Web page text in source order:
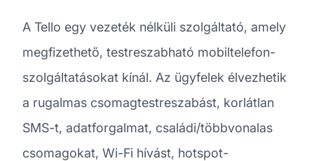
A Tello egy vezeték nélküli szolgáltató, amely
megfizethető, testreszabható mobiltelefon-
szolgáltatásokat kínál. Az ügyfelek élvezhetik
a rugalmas csomagtestreszabást, korlátlan
SMS-t, adatforgalmat, családi/többvonalas
csomagokat, Wi-Fi hívást, hotspot-